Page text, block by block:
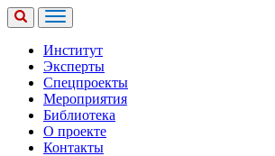
Институт
Эксперты
Спецпроекты
Мероприятия
Библиотека
О проекте
Контакты